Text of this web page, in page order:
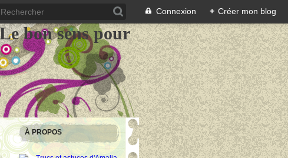
Connexion + Créer mon blog
bon sens pour
À PROPOS